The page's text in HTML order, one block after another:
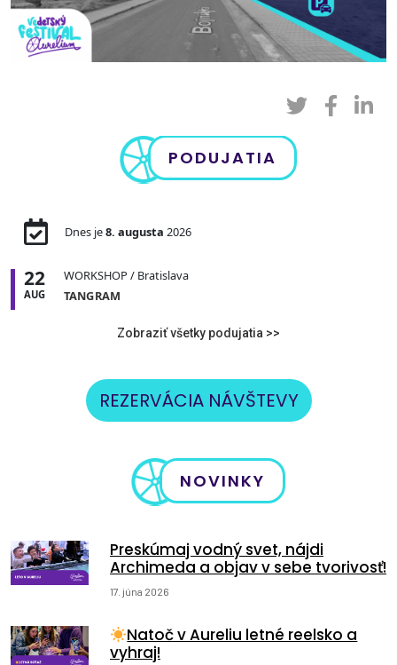
PODUJATIA
Dnes je8. augusta 2026
22
AUG
WORKSHOP / Bratislava
TANGRAM
Zobraziť všetky podujatia >>
REZERVÁCIA NÁVŠTEVY
NOVINKY
Preskúmaj vodný svet, nájdi
Archimeda a objav v sebe tvorivosť!
17. júna 2026
Natoč v Aureliu letné reelsko a
vyhraj!